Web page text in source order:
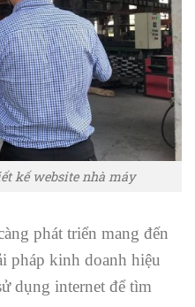
kế website nhà máy
phát triển mang đến
pháp kinh doanh hiệu
dụng internet để tìm